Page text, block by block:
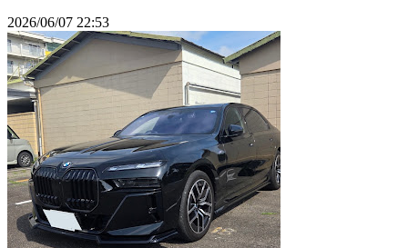
2026/06/07 22:53